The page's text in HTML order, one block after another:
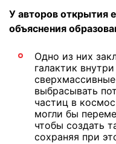
У авторов открытия
объяснения
Одно из них
галактик
выбрасывать
частиц в
могли бы
чтобы создать
сохраняя при